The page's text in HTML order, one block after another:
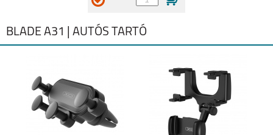
BLADE A31 | AUTÓS TARTÓ